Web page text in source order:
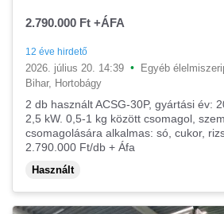
2.790.000 Ft +ÁFA
12 éve hirdető
2026. július 20. 14:39 • Egyéb
Bihar, Hortobágy
2 db használt ACSG-30P, gyártási év:
2,5 kW. 0,5-1 kg között csomagol,
csomagolására alkalmas: só, cukor,
2.790.000 Ft/db + Áfa
Használt